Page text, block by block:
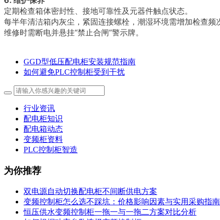
定期检查箱体密封性、接地可靠性及元器件触点状态。
每半年清洁箱内灰尘，紧固连接螺栓，潮湿环境需增加检查频
维修时需断电并悬挂“禁止合闸”警示牌。
GGD型低压配电柜安装规范指南
如何避免PLC控制柜受到干扰
行业资讯
配电柜知识
配电箱动态
变频柜资料
PLC控制柜智造
为你推荐
双电源自动切换配电柜不间断供电方案
变频控制柜怎么选不踩坑：价格影响因素与实用采购指南
恒压供水变频控制柜一拖一与一拖二方案对比分析